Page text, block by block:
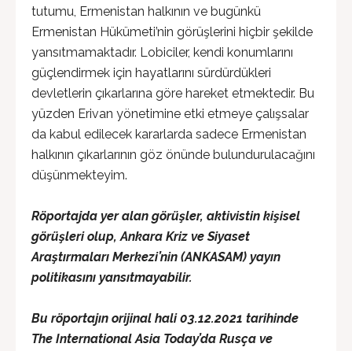
tutumu, Ermenistan halkının ve bugünkü
Ermenistan Hükümeti’nin görüşlerini hiçbir şekilde
yansıtmamaktadır. Lobiciler, kendi konumlarını
güçlendirmek için hayatlarını sürdürdükleri
devletlerin çıkarlarına göre hareket etmektedir. Bu
yüzden Erivan yönetimine etki etmeye çalışsalar
da kabul edilecek kararlarda sadece Ermenistan
halkının çıkarlarının göz önünde bulundurulacağını
düşünmekteyim.
Röportajda yer alan görüşler, aktivistin kişisel
görüşleri olup, Ankara Kriz ve Siyaset
Araştırmaları Merkezi’nin (ANKASAM) yayın
politikasını yansıtmayabilir.
Bu röportajın orijinal hali 03.12.2021 tarihinde
The International Asia Today’da Rusça ve